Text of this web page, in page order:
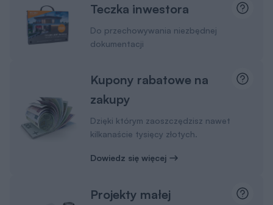
Teczka inwestora
Do przechowywania niezbędnej
dokumentacji
Kupony rabatowe na
zakupy
Dzięki którym zaoszczędzisz nawet
kilkanaście tysięcy złotych.
Dowiedz się więcej
Projekty małej